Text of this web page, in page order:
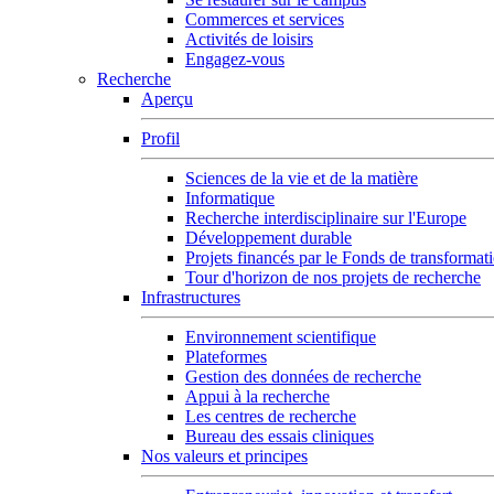
Commerces et services
Activités de loisirs
Engagez-vous
Recherche
Aperçu
Profil
Sciences de la vie et de la matière
Informatique
Recherche interdisciplinaire sur l'Europe
Développement durable
Projets financés par le Fonds de
Tour d'horizon de nos projets de recherche
Infrastructures
Environnement scientifique
Plateformes
Gestion des données de recherche
Appui à la recherche
Les centres de recherche
Bureau des essais cliniques
Nos valeurs et principes